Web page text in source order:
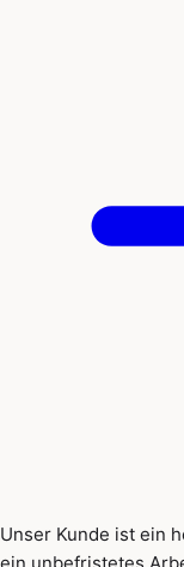
Unser Kunde ist ein